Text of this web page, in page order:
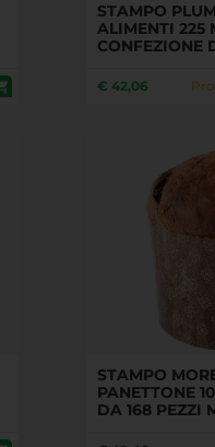
STAMPO
ALIMENTI 225
CONFEZIONE
€ 42,06
STAMPO
PANETTONE
DA 168 PEZZI